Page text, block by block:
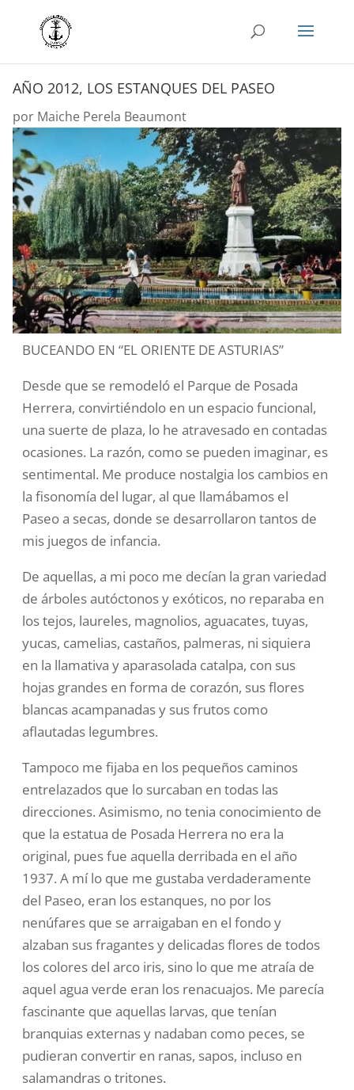
AÑO 2012, LOS ESTANQUES DEL PASEO
por Maiche Perela Beaumont
BUCEANDO EN “EL ORIENTE DE ASTURIAS”
Desde que se remodeló el Parque de Posada
Herrera, convirtiéndolo en un espacio funcional,
una suerte de plaza, lo he atravesado en contadas
ocasiones. La razón, como se pueden imaginar, es
sentimental. Me produce nostalgia los cambios en
la fisonomía del lugar, al que llamábamos el
Paseo a secas, donde se desarrollarontantos de
mis juegos de infancia.
De aquellas, a mi poco me decían la gran variedad
de árbolesautóctonos y exóticos, no reparaba en
los tejos, laureles, magnolios,aguacates, tuyas,
yucas, camelias, castaños, palmeras, ni siquiera
en la llamativa y aparasolada catalpa, con sus
hojas grandes en forma de corazón, sus flores
blancas acampanadas y sus frutos como
aflautadas legumbres.
Tampoco me fijaba en los pequeños caminos
entrelazados que lo surcaban en todas las
direcciones. Asimismo, no tenia conocimiento de
que la estatua de Posada Herrera no era la
original, pues fue aquella derribada en el año
1937. A mí lo que me gustaba verdaderamente
del Paseo, eran los estanques, no por los
nenúfares que se arraigaban en el fondo y
alzaban sus fragantes y delicadas flores de todos
los colores del arco iris, sino lo que me atraía de
aquel agua verde eran los renacuajos. Me parecía
fascinante que aquellas larvas, que tenían
branquias externas y nadaban como peces, se
pudieran convertir en ranas, sapos, incluso en
salamandras o tritones.